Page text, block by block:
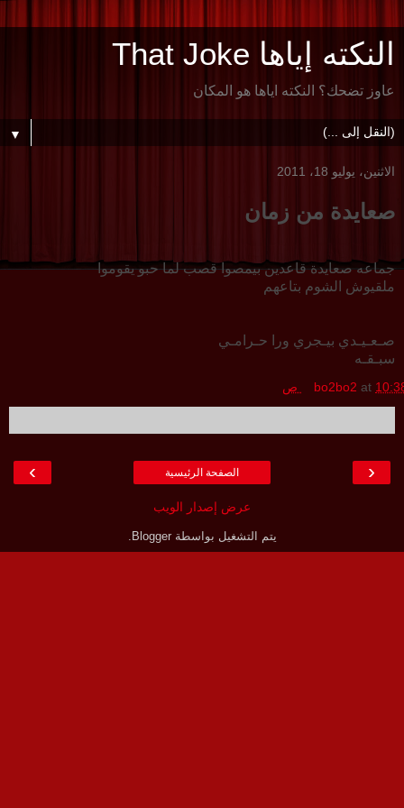
النكته إياها That Joke
عاوز تضحك؟ النكته اياها هو المكان
▼
الاثنين، يوليو 18، 2011
صعايدة من زمان
جماعه صعايدة قاعدين بيمصوا قصب لما حبو يقوموا
ملقيوش الشوم بتاعهم
صـعـيـدي بيـجري ورا حـرامـي
سبـقـه
bo2bo2 at ص
‹
› الصفحة الرئيسية
عرض إصدار الويب
يتم التشغيل بواسطةBlogger